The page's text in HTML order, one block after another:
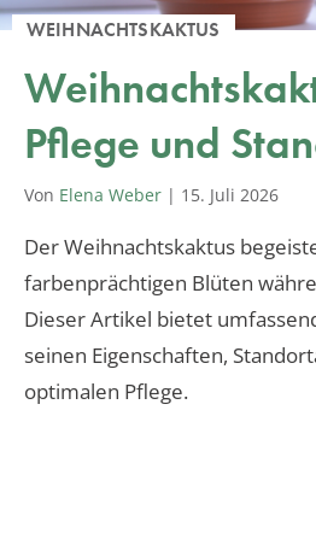
WEIHNACHTSKAKTUS
Pflege und
Von Elena Weber | 15. Juli 2026
Der Weihnachtskaktus
farbenprächtigen Blüten
Dieser Artikel bietet
seinen Eigenschaften,
optimalen Pflege.